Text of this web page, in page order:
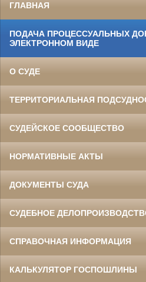
ГЛАВНАЯ
ПОДАЧА ПРОЦЕССУАЛЬНЫХ
ЭЛЕКТРОННОМ ВИДЕ
О СУДЕ
ТЕРРИТОРИАЛЬНАЯ
СУДЕЙСКОЕ СООБЩЕСТВО
НОРМАТИВНЫЕ АКТЫ
ДОКУМЕНТЫ СУДА
СУДЕБНОЕ
СПРАВОЧНАЯ ИНФОРМАЦИЯ
КАЛЬКУЛЯТОР ГОСПОШЛИНЫ